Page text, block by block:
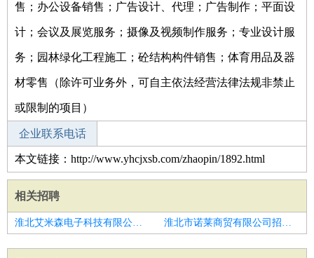
售；办公设备销售；广告设计、代理；广告制作；平面设
计；会议及展览服务；摄像及视频制作服务；专业设计服
务；园林绿化工程施工；砼结构构件销售；体育用品及器
材零售（除许可业务外，可自主依法经营法律法规非禁止
或限制的项目）
企业联系电话
本文链接：http://www.yhcjxsb.com/zhaopin/1892.html
相关招聘
淮北艾米森电子科技有限公司招聘市场部主管 淮北市诺莱商贸有限公司招聘济南市招聘会展策划